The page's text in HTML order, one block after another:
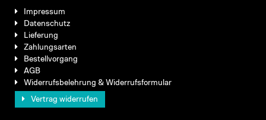
Impressum
Datenschutz
Lieferung
Zahlungsarten
Bestellvorgang
AGB
Widerrufsbelehrung & Widerrufsformular
Vertrag widerrufen